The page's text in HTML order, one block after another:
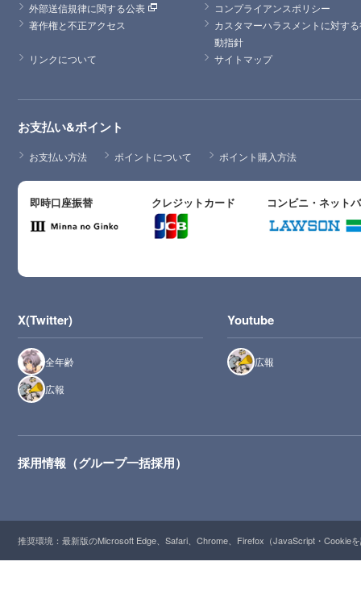
外部送信規律に関する公表
コンプライアンスポリシー
著作権と不正アクセス
カスタマーハラスメントに対す
動指針
リンクについて
サイトマップ
お支払い&ポイント
お支払い方法 ポイントについて ポイント購入方法
即時口座振替 クレジットカード コンビニ・ネット
X(Twitter)
全年齢
広報
Youtube
広報
採用情報（グループ一括採用）
推奨環境：最新版のMicrosoft Edge、Safari、Chrome、Firefox（JavaScript・Cookie